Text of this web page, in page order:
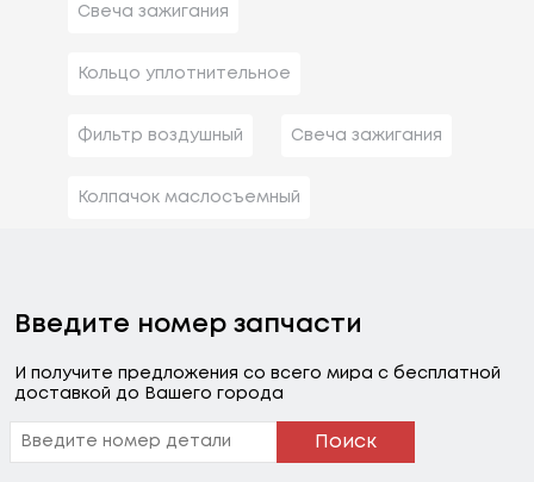
Свеча зажигания
Кольцо уплотнительное
Фильтр воздушный Свеча зажигания
Колпачок маслосъемный
Введите номер запчасти
И получите предложения со всего мира с бесплатной
доставкой до Вашего города
Поиск